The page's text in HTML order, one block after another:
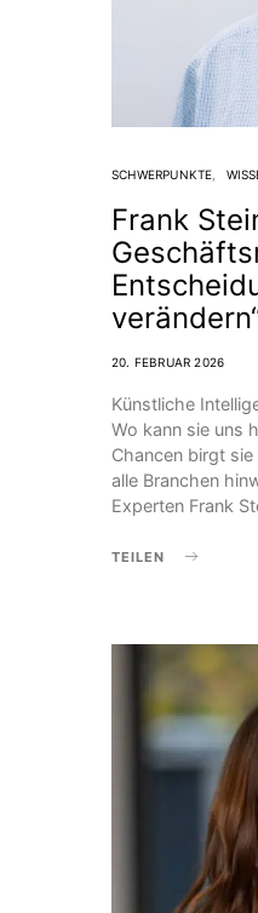
SCHWERPUNKTE
Frank
20. FEBRUAR 2026
Künstliche
Wo kann sie uns
Chancen birgt
alle Branchen
Experten Frank
TEILEN